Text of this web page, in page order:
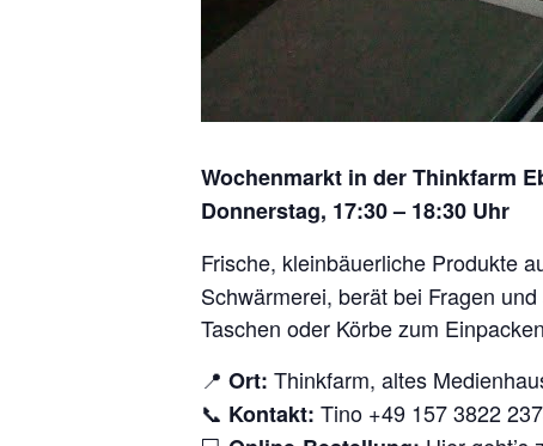
Wochenmarkt in der Thinkfarm
Donnerstag, 17:30 – 18:30 Uhr
Frische, kleinbäuerliche Produkte
Schwärmerei, berät bei Fragen
Taschen oder Körbe zum
📍 Ort: Thinkfarm, altes
📞 Kontakt: Tino +49 157 3822